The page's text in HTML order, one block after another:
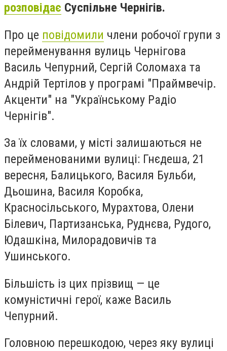
розповідає Суспільне Чернігів.
Про це повідомили члени робочої групи з
перейменування вулиць Чернігова
Василь Чепурний, Сергій Соломаха та
Андрій Тертілов у програмі "Праймвечір.
Акценти" на "Українському Радіо
Чернігів".
За їх словами, у місті залишаються не
перейменованими вулиці: Гнєдеша, 21
вересня, Балицького, Василя Бульби,
Дьошина, Василя Коробка,
Красносільського, Мурахтова, Олени
Білевич, Партизанська, Руднєва, Рудого,
Юдашкіна, Милорадовичів та
Ушинського.
Більшість із цих прізвищ — це
комуністичні герої, каже Василь
Чепурний.
Головною перешкодою, через яку вулиці